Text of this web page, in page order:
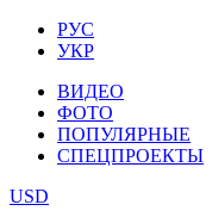
РУС
УКР
ВИДЕО
ФОТО
ПОПУЛЯРНЫЕ
СПЕЦПРОЕКТЫ
USD